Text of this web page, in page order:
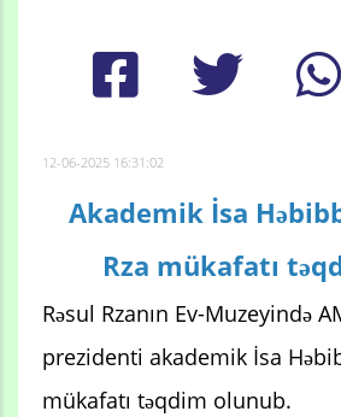
12-06-2025 16:31:02
Akademik İsa
Rza mükafatı
Rəsul Rzanın Ev-Muzeyində
prezidenti akademik İsa
mükafatı təqdim olunub.